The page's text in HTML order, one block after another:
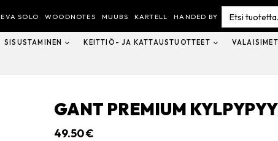
EVA SOLO WOODNOTES MUUBS KARTELL HANDED BY
Search
for:
SISUSTAMINEN KEITTIÖ- JA KATTAUSTUOTTEET VALAISIMET
GANT PREMIUM
49.50€